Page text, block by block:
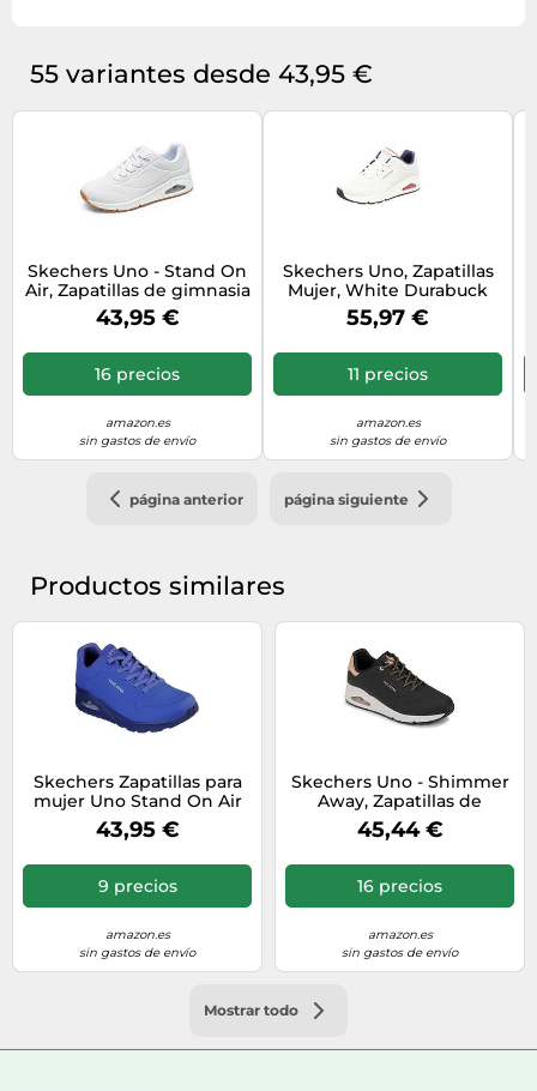
55 variantes desde 43,95 €
Skechers Uno - Stand On
Air, Zapatillas de gimnasia
Mujer, White Snow Flakes,
38 EU
43,95 €
16 precios
amazon.es
sin gastos de envío
Skechers Uno, Zapatillas
Mujer, White Durabuck
Navy Red Trim, 37 EU
55,97 €
11 precios
amazon.es
sin gastos de envío
página anterior página siguiente
Productos similares
Skechers Zapatillas para
mujer Uno Stand On Air
Durabuck y malla Marina
Militar 41 EU
43,95 €
9 precios
amazon.es
sin gastos de envío
Skechers Uno - Shimmer
Away, Zapatillas de
Deporte Mujer, Black
Durabuck Rose Gold
45,44 €
16 precios
amazon.es
sin gastos de envío
Mostrar todo